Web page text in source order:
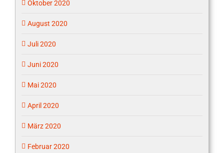
Oktober 2020
August 2020
Juli 2020
Juni 2020
Mai 2020
April 2020
März 2020
Februar 2020